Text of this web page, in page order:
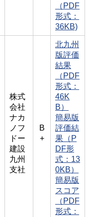
（PDF
形式：
36KB)
株式
会社
ナカ
ノフ
ドー
建設
九州
支社
B
+
北九州
版評価
結果
（PDF
形式：
46K
B）
簡易版
評価結
果（P
DF形
式：13
0KB）
簡易版
スコア
（PDF
形式：